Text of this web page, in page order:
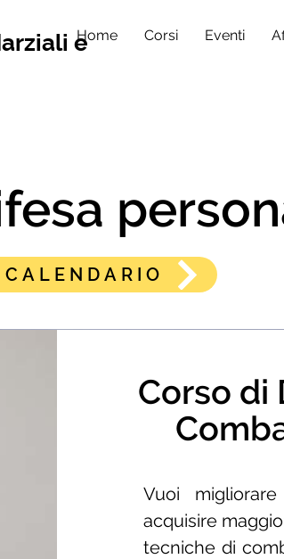
e
Home Corsi Eventi
Corso di
Vuoi
acquisire
tecniche di